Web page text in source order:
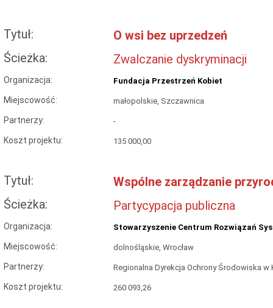
Tytuł:
O wsi bez uprzedzeń
Ścieżka:
Zwalczanie dyskryminacji
Organizacja: Fundacja Przestrzeń Kobiet
Miejscowość: małopolskie, Szczawnica
Partnerzy: -
Koszt projektu: 135 000,00
Tytuł:
Wspólne zarządzanie
Ścieżka:
Partycypacja publiczna
Organizacja: Stowarzyszenie Centrum Rozwiązań
Miejscowość: dolnośląskie, Wrocław
Partnerzy: Regionalna Dyrekcja Ochrony Środowiska w
Koszt projektu: 260 093,26